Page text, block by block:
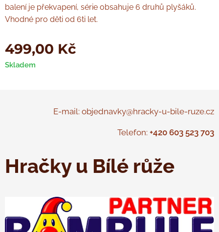
balení je překvapení, série obsahuje 6 druhů plyšáků.
Vhodné pro děti od 6ti let.
499,00 Kč
Skladem
E-mail: objednavky@hracky-u-bile-ruze.cz
Telefon: +420 603 523 703
Hračky u Bílé růže